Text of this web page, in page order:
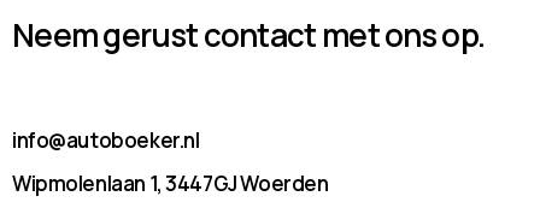
Neem gerust contact met ons op.
info@autoboeker.nl
Wipmolenlaan 1, 3447GJ Woerden